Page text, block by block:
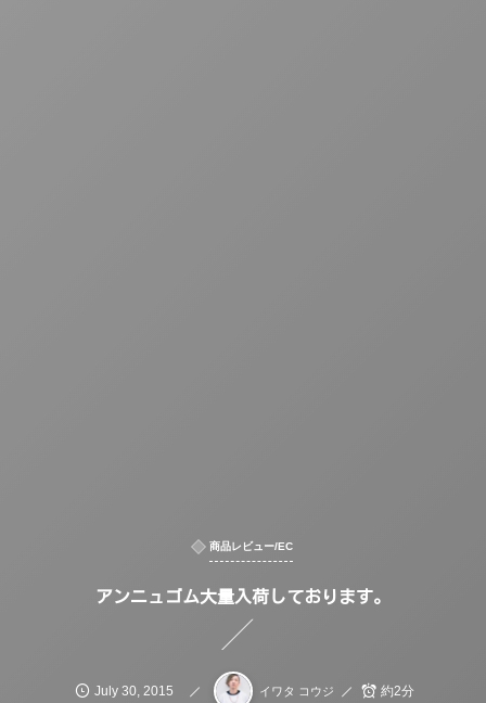
商品レビュー/EC
アンニュゴム大量入荷しております。
July 30 2015 イワタ コウジ 約2分